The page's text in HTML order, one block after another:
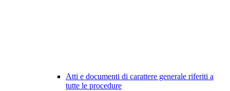
Atti e documenti di carattere generale riferiti a
tutte le procedure